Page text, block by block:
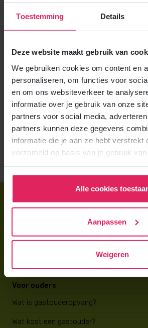
Toestemming Details
Deze website maakt gebruik van
We gebruiken cookies om content en
personaliseren, om functies voor
en om ons websiteverkeer te
informatie over je gebruik van onze
partners voor social media,
partners kunnen deze gegevens
informatie die je aan ze hebt verstrekt
verzameld op basis van je gebruik van
Alle cookies
Aanpassen
Weigeren
02
Tellen groepsgesprekken ook
coaching?
03
Wat als ik bij twee
aangesloten?
04 Wanneer controleert de GGD of
coaching heb ontvangen?
Direct regelen
Brochure aanvragen
Voor ouders
Wat is gastouderopvang?
Wat kost een gastouder?